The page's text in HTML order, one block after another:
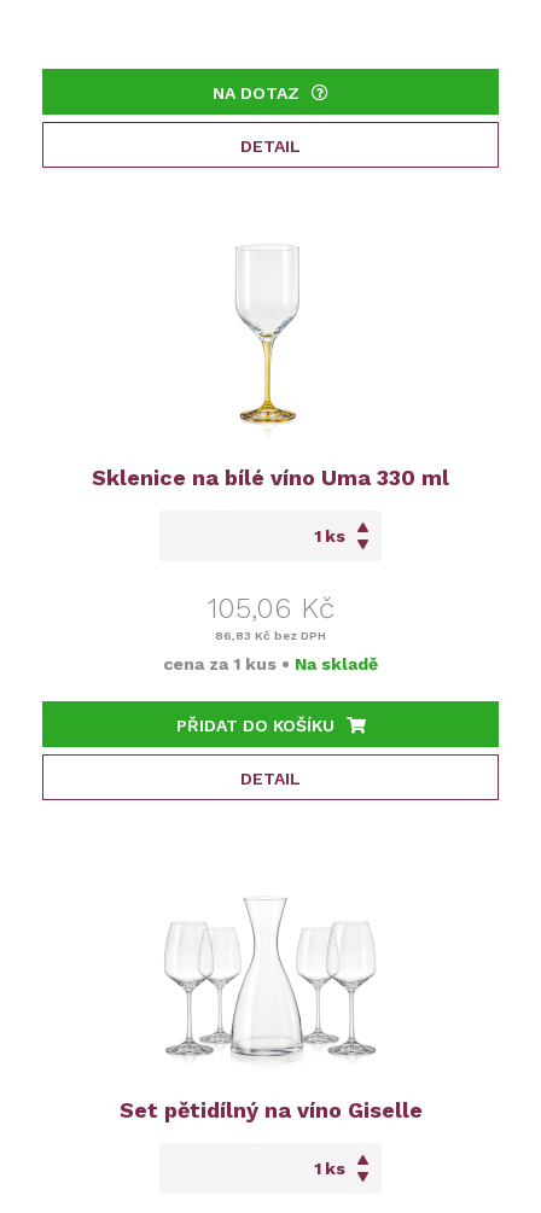
NA DOTAZ
DETAIL
Sklenice na bílé víno Uma 330 ml
ks
105,06 Kč
86,83 Kč bez DPH
cena za 1 kus • Na skladě
PŘIDAT DO KOŠÍKU
DETAIL
Set pětidílný na víno Giselle
ks